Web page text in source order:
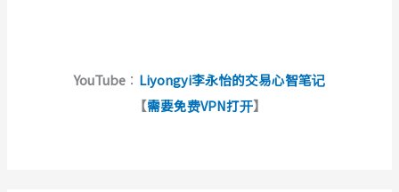
YouTube ： Liyongyi李永怡的交易心智笔记
【需要免费VPN打开】